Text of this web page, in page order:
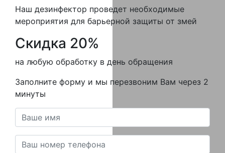
Наш дезинфектор проведет необходимые
мероприятия для барьерной защиты от змей
Скидка 20%
на любую обработку в день обращения
Заполните форму и мы перезвоним Вам через 2
минуты